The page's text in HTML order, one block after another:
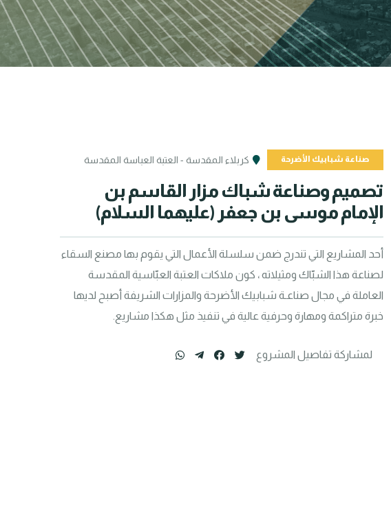
صناعة شبابيك الأضرحة كربلاء المقدسة - العتبة العباسة المقدسة
الإمام موسى بن جعفر (عليهما السلام)
خبرة متراكمة ومهارة وحرفية عالية في تنفيذ مثل هكذا مشاريع.
لمشاركة تفاصيل المشروع